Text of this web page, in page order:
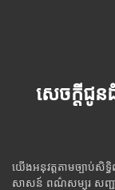
សេចក្តីជូ
យើងអនុវត្តតាមច្បាប់សិទ្
សាសន៍ ពណ៌សម្បុរ សញ្ជា